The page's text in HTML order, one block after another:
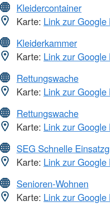
Kleidercontainer
Karte: Link zur
Kleiderkammer
Karte: Link zur
Rettungswache
Karte: Link zur
Rettungswache
Karte: Link zur
SEG Schnelle
Karte: Link zur
Senioren-Wohnen
Karte: Link zur